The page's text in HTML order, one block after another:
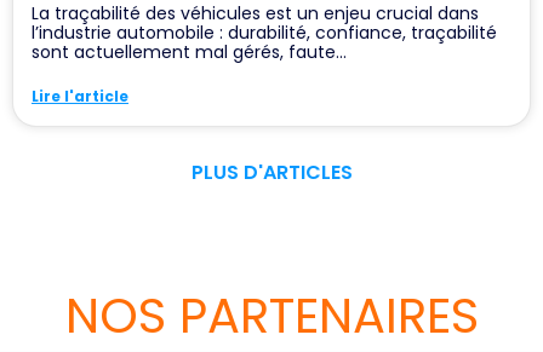
La traçabilité des véhicules est un enjeu crucial dans
l’industrie automobile : durabilité, confiance, traçabilité
sont actuellement mal gérés, faute...
Lire l'article
PLUS D'ARTICLES
NOS PARTENAIRES